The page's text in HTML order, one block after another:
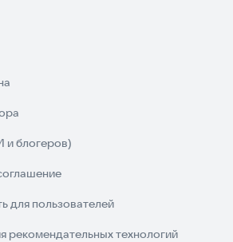
блогеров)
для пользователей
рекомендательных технологий